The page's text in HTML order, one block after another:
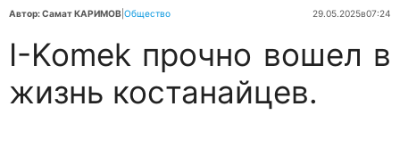
Автор: Самат КАРИМОВ Общество 29.05.2025в07:24
I-Komek прочно вошел в
жизнь костанайцев.